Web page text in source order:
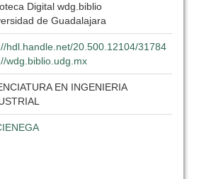
Digital wdg.biblio
de Guadalajara
hdl.handle.net/20.500.12104/31784
wdg.biblio.udg.mx
EN INGENIERIA